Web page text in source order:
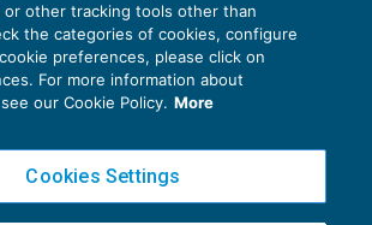
Privacy Policy
Cookie Policy
other tracking tools other than
the categories of cookies, configure
preferences, please click on
For more information about
our Cookie Policy. More
Cookies Settings